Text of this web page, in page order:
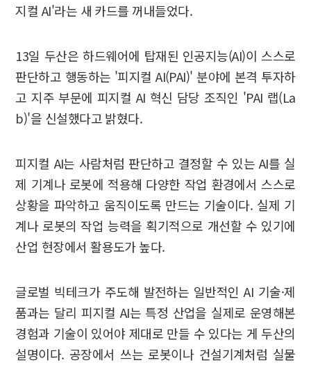
지컬 AI'라는 새 카드를 꺼내들었다.
13일 두산은 하드웨어에 탑재된 인공지능(AI)이 스스로
판단하고 행동하는 '피지컬 AI(PAI)' 분야에 본격 투자하
고 지주 부문에 피지컬 AI 혁신 담당 조직인 'PAI 랩(La
b)'을 신설했다고 밝혔다.
피지컬 AI는 사람처럼 판단하고 결정할 수 있는 AI를 실
제 기계나 로봇에 적용해 다양한 작업 환경에서 스스로
상황을 파악하고 움직이도록 만드는 기술이다. 실제 기
계나 로봇의 작업 능력을 획기적으로 개선할 수 있기에
산업 현장에서 활용도가 높다.
글로벌 빅테크가 주도해 발전하는 일반적인 AI 기술·제
품과는 달리 피지컬 AI는 특정 산업을 실제로 운영해본
경험과 기술이 있어야 제대로 만들 수 있다는 게 두산의
설명이다. 공장에서 쓰는 로봇이나 건설기계처럼 실물